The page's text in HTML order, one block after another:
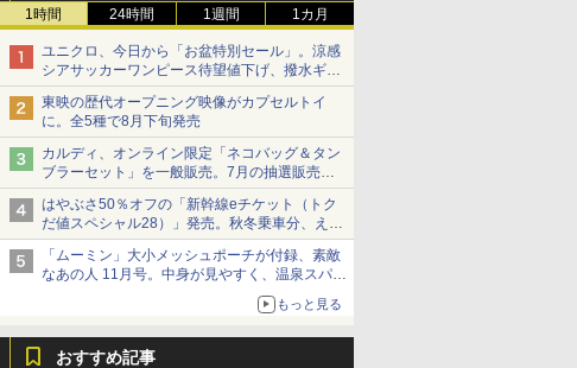
1時間 24時間 1週間 1カ月
ユニクロ、今日から「お盆特別セール」。涼感
シアサッカーワンピース待望値下げ、撥水ギア
ショーツは1990円に
東映の歴代オープニング映像がカプセルトイ
に。全5種で8月下旬発売
カルディ、オンライン限定「ネコバッグ＆タン
ブラーセット」を一般販売。7月の抽選販売の
当選無効分
はやぶさ50％オフの「新幹線eチケット（トク
だ値スペシャル28）」発売。秋冬乗車分、えき
ねっと限定
「ムーミン」大小メッシュポーチが付録、素敵
なあの人 11月号。中身が見やすく、温泉スパに
もっと見る
おすすめ記事